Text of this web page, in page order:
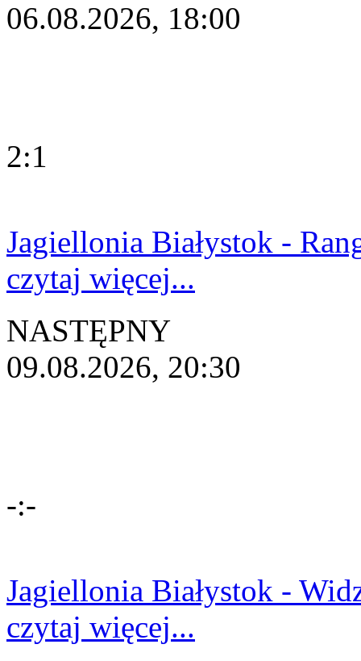
06.08.2026, 18:00
2:1
Jagiellonia Białystok -
czytaj więcej...
NASTĘPNY
09.08.2026, 20:30
-:-
Jagiellonia Białystok -
czytaj więcej...